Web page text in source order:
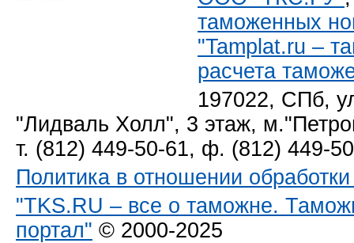
таможенных
"Tamplat.ru –
расчета
197022, СПб,
"Лидваль Холл", 3 этаж,
т. (812) 449-50-61, ф. (812) 449-
Политика в отношении
"TKS.RU – все о таможне.
портал" © 2000-2025